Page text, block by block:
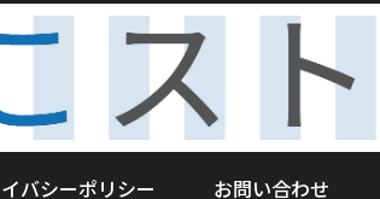
バシーポリシー お問い合わせ